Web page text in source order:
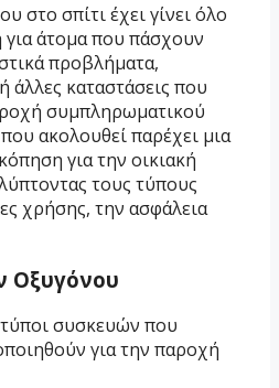
στο σπίτι έχει γίνει όλο
για άτομα που πάσχουν
προβλήματα,
άλλες καταστάσεις που
συμπληρωματικού
ακολουθεί παρέχει μια
για την οικιακή
τους τύπους
χρήσης, την ασφάλεια
Οξυγόνου
συσκευών που
για την παροχή